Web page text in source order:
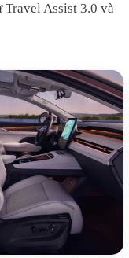
Travel Assist 3.0 và